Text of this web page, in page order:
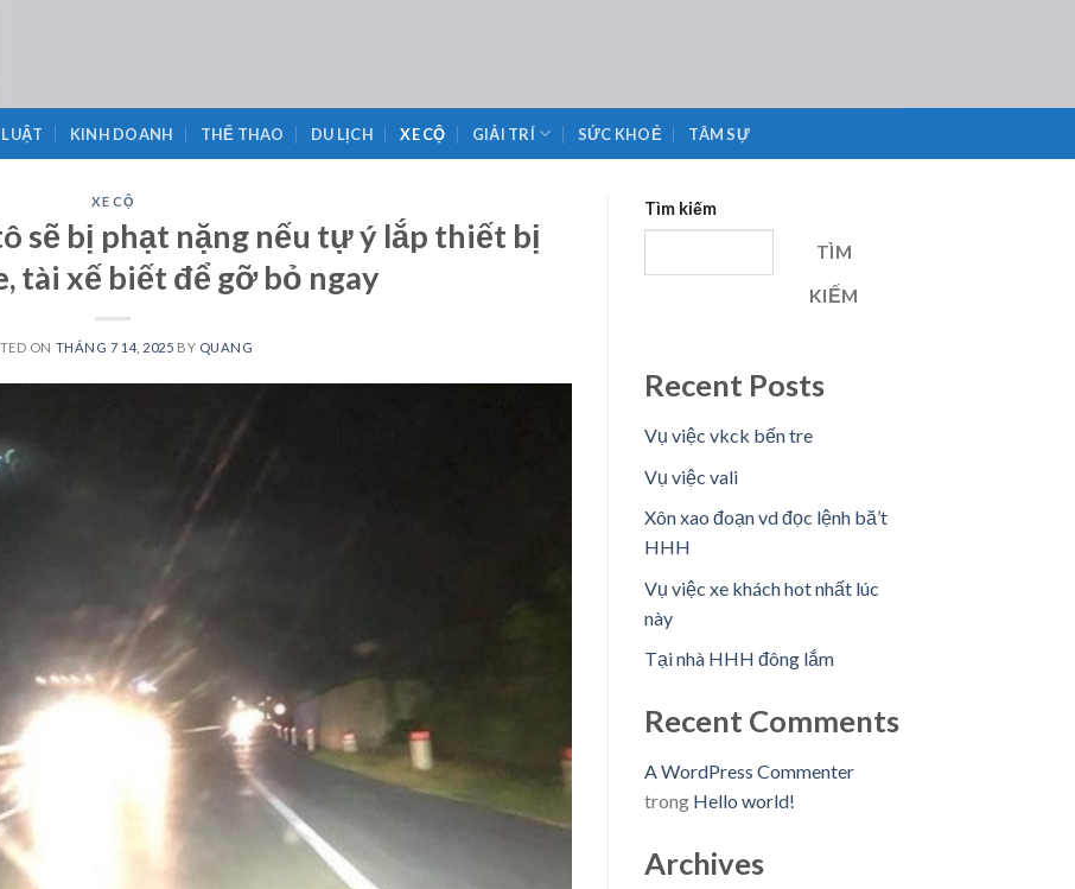
KINH DOANH THỂ THAO DU LỊCH XE CỘ GIẢI TRÍ SỨC KHOẺ TÂM SỰ
XE CỘ
sẽ bị phạt nặng nếu tự ý lắp thiết bị
tài xế biết để gỡ bỏ ngay
ON THÁNG 7 14, 2025 BY QUANG
Tìm kiếm
TÌM
KIẾM
Recent Posts
Vụ việc vkck bến tre
Vụ việc vali
Xôn xao đoạn vd đọc lệnh bă’t
HHH
Vụ việc xe khách hot nhất lúc
này
Tại nhà HHH đông lắm
Recent Comments
A WordPress Commenter
trong Hello world!
Archives